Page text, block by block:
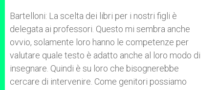
Bartelloni: La scelta dei libri per i nostri figli è
delegata ai professori. Questo mi sembra anche
ovvio, solamente loro hanno le competenze per
valutare quale testo è adatto anche al loro modo di
insegnare. Quindi è su loro che bisognerebbe
cercare di intervenire. Come genitori possiamo